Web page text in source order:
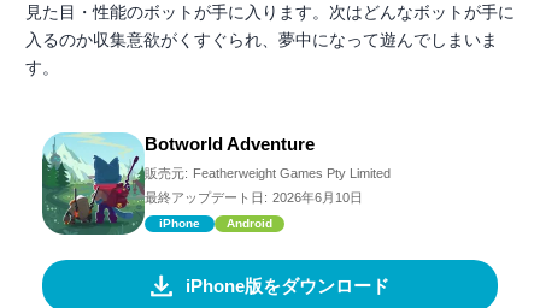
見た目・性能のボットが手に入ります。次はどんなボットが手に
入るのか収集意欲がくすぐられ、夢中になって遊んでしまいま
す。
Botworld Adventure
販売元: Featherweight Games Pty Limited
最終アップデート日: 2026年6月10日
iPhone Android
iPhone版をダウンロード